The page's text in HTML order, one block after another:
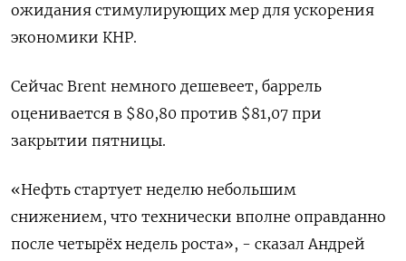
ожидания стимулирующих мер для ускорения
экономики КНР.
Сейчас Brent немного дешевеет, баррель
оценивается в $80,80 против $81,07 при
закрытии пятницы.
«Нефть стартует неделю небольшим
снижением, что технически вполне оправданно
после четырёх недель роста», - сказал Андрей